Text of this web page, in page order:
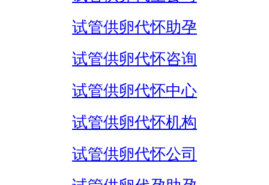
试管供卵代怀助孕
试管供卵代怀咨询
试管供卵代怀中心
试管供卵代怀机构
试管供卵代怀公司